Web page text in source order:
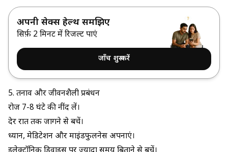
अपनी सेक्स हेल्थ समझिए
सिर्फ़ 2 मिनट में रिजल्ट पाएं
जाँच शुरू करें
5. तनाव और जीवनशैली प्रबंधन
रोज 7-8 घंटे की नींद लें।
देर रात तक जागने से बचें।
ध्यान, मेडिटेशन और माइंडफुलनेस अपनाएं।